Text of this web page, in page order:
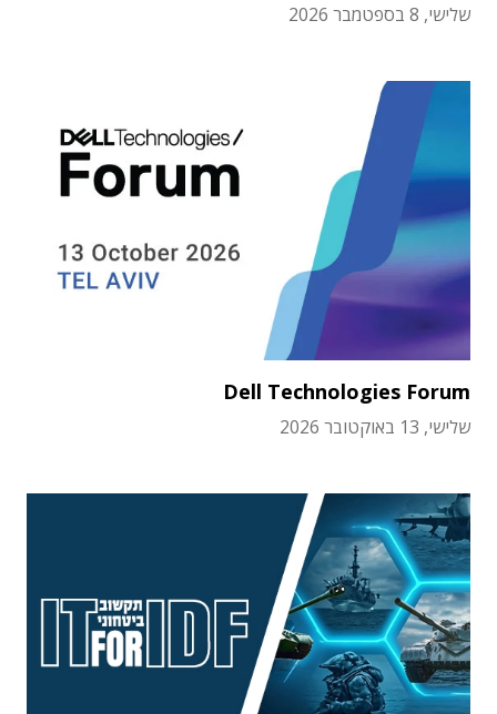
שלישי, 8 בספטמבר 2026
Dell Technologies Forum
שלישי, 13 באוקטובר 2026